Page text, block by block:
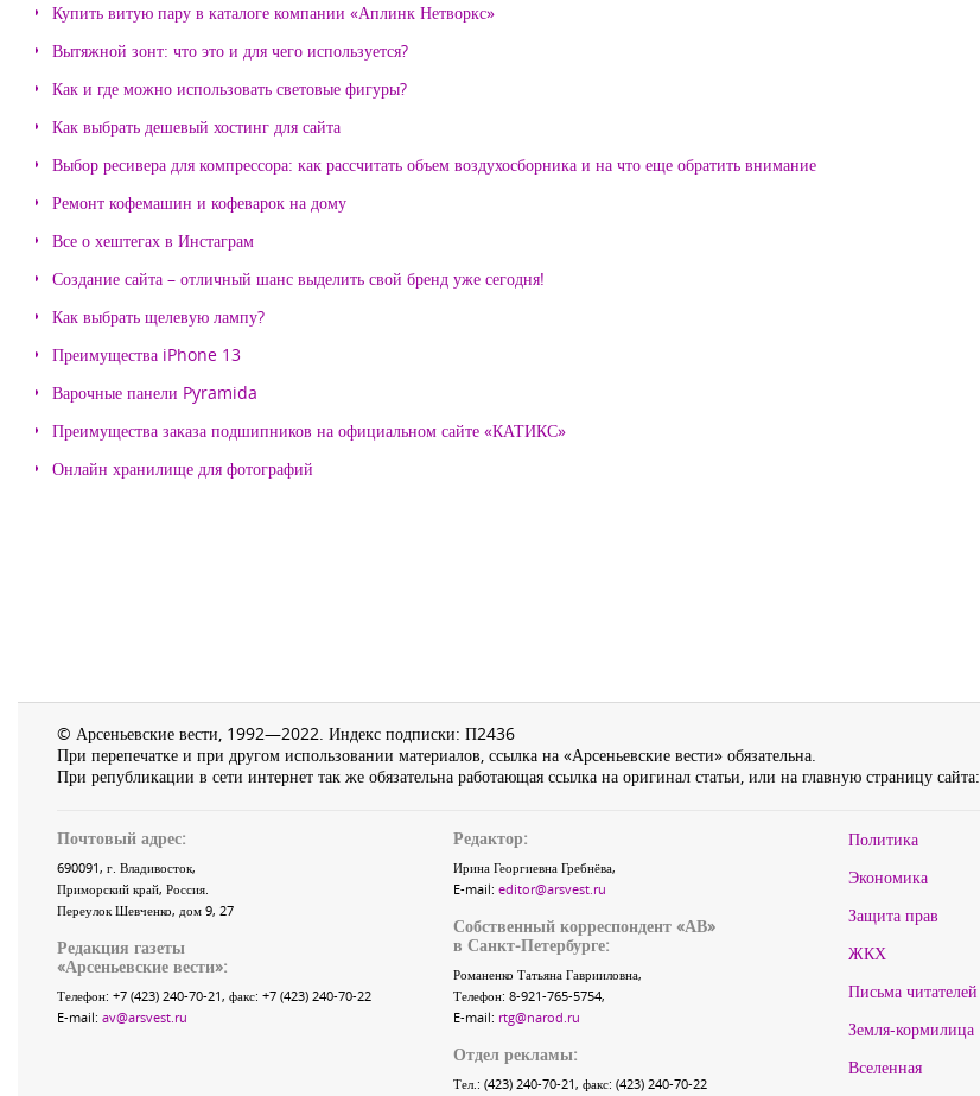
Купить витую пару в каталоге компании «Аплинк Нетворкс»
Вытяжной зонт: что это и для чего используется?
Как и где можно использовать световые фигуры?
Как выбрать дешевый хостинг для сайта
Выбор ресивера для компрессора: как рассчитать объем воздухосборника и на что еще обратить внимание
Ремонт кофемашин и кофеварок на дому
Все о хештегах в Инстаграм
Создание сайта – отличный шанс выделить свой бренд уже сегодня!
Как выбрать щелевую лампу?
Преимущества iPhone 13
Варочные панели Pyramida
Преимущества заказа подшипников на официальном сайте «КАТИКС»
Онлайн хранилище для фотографий
© Арсеньевские вести, 1992—2022. Индекс подписки: П2436
При перепечатке и при другом использовании материалов, ссылка на «Арсеньевские вести» обязательна.
При републикации в сети интернет так же обязательна работающая ссылка на оригинал статьи, или на главную страницу сайта:
Почтовый адрес:
690091, г. Владивосток,
Приморский край, Россия.
Переулок Шевченко, дом 9, 27
Редакция газеты
«Арсеньевские вести»:
Телефон: +7 (423) 240-70-21, факс: +7 (423) 240-70-22
E-mail: av@arsvest.ru
Редактор:
Ирина Георгиевна Гребнёва,
E-mail: editor@arsvest.ru
Собственный корреспондент «АВ»
в Санкт-Петербурге:
Романенко Татьяна Гаврииловна,
Телефон: 8-921-765-5754,
E-mail: rtg@narod.ru
Отдел рекламы:
Тел.: (423) 240-70-21, факс: (423) 240-70-22
Политика
Экономика
Защита прав
ЖКХ
Письма читателей
Земля-кормилица
Вселенная